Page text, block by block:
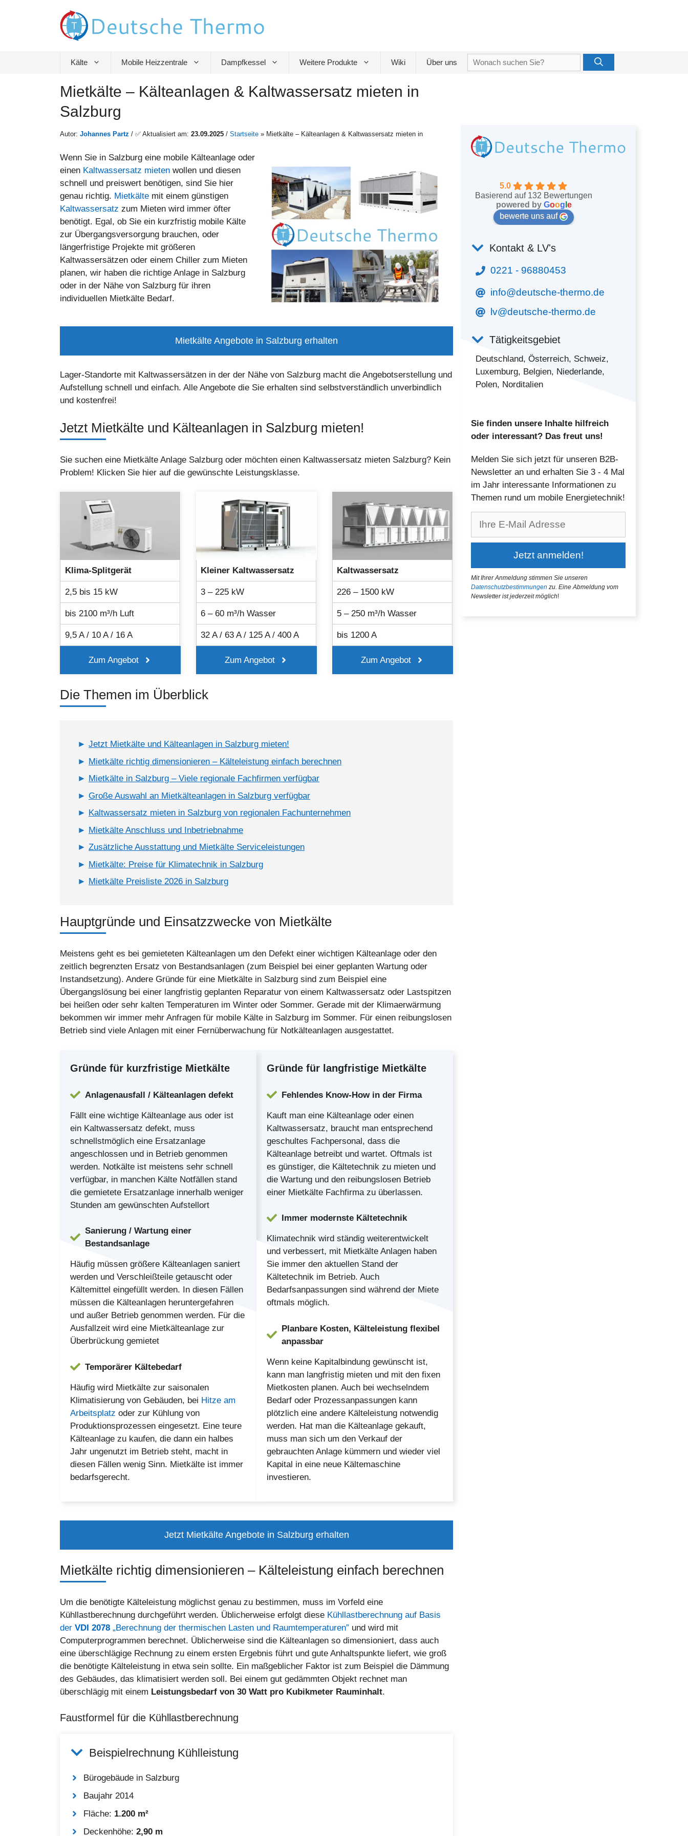
Kälte Mobile Heizzentrale Dampfkessel Weitere Produkte Wiki Über uns
Suche
nach:
Mietkälte – Kälteanlagen & Kaltwassersatz mieten in
Salzburg
Autor: Johannes Partz / ✅ Aktualisiert am: 23.09.2025 / Startseite » Mietkälte – Kälteanlagen & Kaltwassersatz mieten in
Wenn Sie in Salzburg eine mobile Kälteanlage oder
einen Kaltwassersatz mieten wollen und diesen
schnell und preiswert benötigen, sind Sie hier
genau richtig. Mietkälte mit einem günstigen
Kaltwassersatz zum Mieten wird immer öfter
benötigt. Egal, ob Sie ein kurzfristig mobile Kälte
zur Übergangsversorgung brauchen, oder
längerfristige Projekte mit größeren
Kaltwassersätzen oder einem Chiller zum Mieten
planen, wir haben die richtige Anlage in Salzburg
oder in der Nähe von Salzburg für ihren
individuellen Mietkälte Bedarf.
Mietkälte Angebote in Salzburg erhalten
Lager-Standorte mit Kaltwassersätzen in der der Nähe von Salzburg macht die Angebotserstellung und
Aufstellung schnell und einfach. Alle Angebote die Sie erhalten sind selbstverständlich unverbindlich
und kostenfrei!
Jetzt Mietkälte und Kälteanlagen in Salzburg mieten!
Sie suchen eine Mietkälte Anlage Salzburg oder möchten einen Kaltwassersatz mieten Salzburg? Kein
Problem! Klicken Sie hier auf die gewünschte Leistungsklasse.
Klima-Splitgerät
2,5 bis 15 kW
bis 2100 m³/h Luft
9,5 A / 10 A / 16 A
Zum Angebot
Kleiner Kaltwassersatz
3 – 225 kW
6 – 60 m³/h Wasser
32 A / 63 A / 125 A / 400 A
Zum Angebot
Kaltwassersatz
226 – 1500 kW
5 – 250 m³/h Wasser
bis 1200 A
Zum Angebot
Die Themen im Überblick
Jetzt Mietkälte und Kälteanlagen in Salzburg mieten!
Mietkälte richtig dimensionieren – Kälteleistung einfach berechnen
Mietkälte in Salzburg – Viele regionale Fachfirmen verfügbar
Große Auswahl an Mietkälteanlagen in Salzburg verfügbar
Kaltwassersatz mieten in Salzburg von regionalen Fachunternehmen
Mietkälte Anschluss und Inbetriebnahme
Zusätzliche Ausstattung und Mietkälte Serviceleistungen
Mietkälte: Preise für Klimatechnik in Salzburg
Mietkälte Preisliste 2026 in Salzburg
Hauptgründe und Einsatzzwecke von Mietkälte
Meistens geht es bei gemieteten Kälteanlagen um den Defekt einer wichtigen Kälteanlage oder den
zeitlich begrenzten Ersatz von Bestandsanlagen (zum Beispiel bei einer geplanten Wartung oder
Instandsetzung). Andere Gründe für eine Mietkälte in Salzburg sind zum Beispiel eine
Übergangslösung bei einer langfristig geplanten Reparatur von einem Kaltwassersatz oder Lastspitzen
bei heißen oder sehr kalten Temperaturen im Winter oder Sommer. Gerade mit der Klimaerwärmung
bekommen wir immer mehr Anfragen für mobile Kälte in Salzburg im Sommer. Für einen reibungslosen
Betrieb sind viele Anlagen mit einer Fernüberwachung für Notkälteanlagen ausgestattet.
Gründe für kurzfristige Mietkälte
Anlagenausfall / Kälteanlagen defekt
Fällt eine wichtige Kälteanlage aus oder ist
ein Kaltwassersatz defekt, muss
schnellstmöglich eine Ersatzanlage
angeschlossen und in Betrieb genommen
werden. Notkälte ist meistens sehr schnell
verfügbar, in manchen Kälte Notfällen stand
die gemietete Ersatzanlage innerhalb weniger
Stunden am gewünschten Aufstellort
Sanierung / Wartung einer
Bestandsanlage
Häufig müssen größere Kälteanlagen saniert
werden und Verschleißteile getauscht oder
Kältemittel eingefüllt werden. In diesen Fällen
müssen die Kälteanlagen heruntergefahren
und außer Betrieb genommen werden. Für die
Ausfallzeit wird eine Mietkälteanlage zur
Überbrückung gemietet
Temporärer Kältebedarf
Häufig wird Mietkälte zur saisonalen
Klimatisierung von Gebäuden, bei Hitze am
Arbeitsplatz oder zur Kühlung von
Produktionsprozessen eingesetzt. Eine teure
Kälteanlage zu kaufen, die dann ein halbes
Jahr ungenutzt im Betrieb steht, macht in
diesen Fällen wenig Sinn. Mietkälte ist immer
bedarfsgerecht.
Gründe für langfristige Mietkälte
Fehlendes Know-How in der Firma
Kauft man eine Kälteanlage oder einen
Kaltwassersatz, braucht man entsprechend
geschultes Fachpersonal, dass die
Kälteanlage betreibt und wartet. Oftmals ist
es günstiger, die Kältetechnik zu mieten und
die Wartung und den reibungslosen Betrieb
einer Mietkälte Fachfirma zu überlassen.
Immer modernste Kältetechnik
Klimatechnik wird ständig weiterentwickelt
und verbessert, mit Mietkälte Anlagen haben
Sie immer den aktuellen Stand der
Kältetechnik im Betrieb. Auch
Bedarfsanpassungen sind während der Miete
oftmals möglich.
Planbare Kosten, Kälteleistung flexibel
anpassbar
Wenn keine Kapitalbindung gewünscht ist,
kann man langfristig mieten und mit den fixen
Mietkosten planen. Auch bei wechselndem
Bedarf oder Prozessanpassungen kann
plötzlich eine andere Kälteleistung notwendig
werden. Hat man die Kälteanlage gekauft,
muss man sich um den Verkauf der
gebrauchten Anlage kümmern und wieder viel
Kapital in eine neue Kältemaschine
investieren.
Jetzt Mietkälte Angebote in Salzburg erhalten
Mietkälte richtig dimensionieren – Kälteleistung einfach berechnen
Um die benötigte Kälteleistung möglichst genau zu bestimmen, muss im Vorfeld eine
Kühllastberechnung durchgeführt werden. Üblicherweise erfolgt diese Kühllastberechnung auf Basis
der VDI 2078 „Berechnung der thermischen Lasten und Raumtemperaturen” und wird mit
Computerprogrammen berechnet. Üblicherweise sind die Kälteanlagen so dimensioniert, dass auch
eine überschlägige Rechnung zu einem ersten Ergebnis führt und gute Anhaltspunkte liefert, wie groß
die benötigte Kälteleistung in etwa sein sollte. Ein maßgeblicher Faktor ist zum Beispiel die Dämmung
des Gebäudes, das klimatisiert werden soll. Bei einem gut gedämmten Objekt rechnet man
überschlägig mit einem Leistungsbedarf von 30 Watt pro Kubikmeter Rauminhalt.
Faustformel für die Kühllastberechnung
Beispielrechnung Kühlleistung
Bürogebäude in Salzburg
Baujahr 2014
Fläche: 1.200 m²
Deckenhöhe: 2,90 m
5.0
Basierend auf 132 Bewertungen
powered by Goog e
bewerte uns auf
Kontakt & LV's
0221 - 96880453
info@deutsche-thermo.de
lv@deutsche-thermo.de
Tätigkeitsgebiet
Deutschland, Österreich, Schweiz,
Luxemburg, Belgien, Niederlande,
Polen, Norditalien
Sie finden unsere Inhalte hilfreich
oder interessant? Das freut uns!
Melden Sie sich jetzt für unseren B2B-
Newsletter an und erhalten Sie 3 - 4 Mal
im Jahr interessante Informationen zu
Themen rund um mobile Energietechnik!
Mit Ihrer Anmeldung stimmen Sie unseren
Datenschutzbestimmungen zu. Eine Abmeldung vom
Newsletter ist jederzeit möglich!